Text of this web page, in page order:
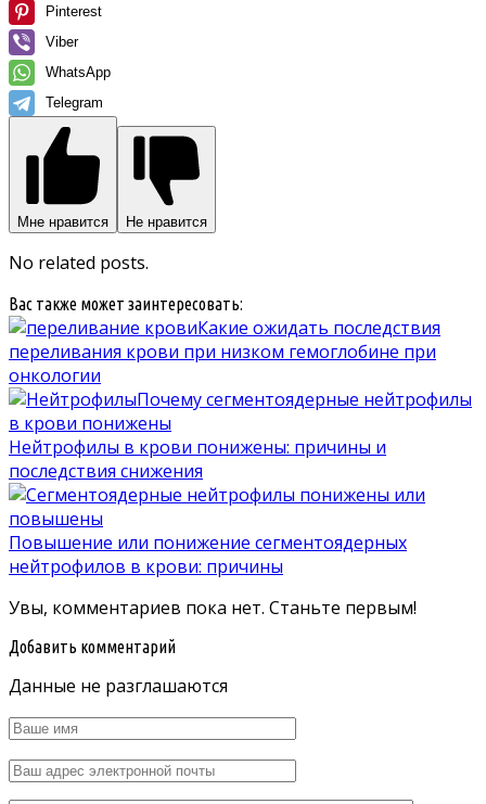
Pinterest
Viber
WhatsApp
Telegram
Мне нравится Не нравится
No related posts.
Вас также может заинтересовать:
Какие ожидать последствия
переливания крови при низком гемоглобине при
онкологии
Почему сегментоядерные нейтрофилы
в крови понижены
Нейтрофилы в крови понижены: причины и
последствия снижения
Повышение или понижение сегментоядерных
нейтрофилов в крови: причины
Увы, комментариев пока нет. Станьте первым!
Добавить комментарий
Данные не разглашаются